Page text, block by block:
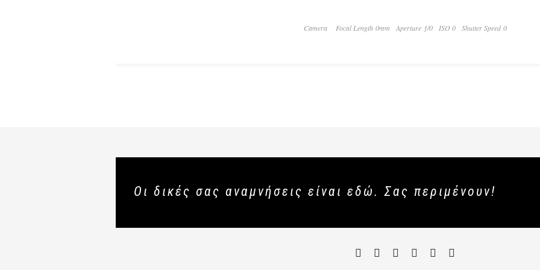
Camera Focal Length 0mm Aperture ƒ/0 ISO 0 Shutter Speed 0
Οι δικές σας αναμνήσεις είναι εδώ. Σας περιμένουν!